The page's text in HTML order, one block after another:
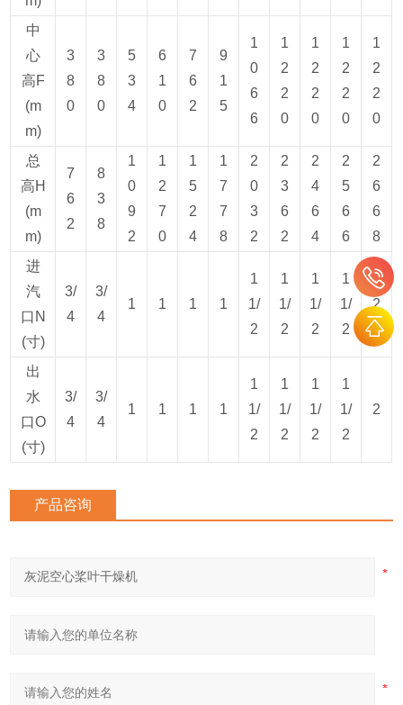
中
心
高F
(m
m)
3
8
0
3
8
0
5
3
4
6
1
0
7
6
2
9
1
5
1
0
6
6
1
2
2
0
1
2
2
0
1
2
2
0
1
2
2
0
总
高H
(m
m)
7
6
2
8
3
8
1
0
9
2
1
2
7
0
1
5
2
4
1
7
7
8
2
0
3
2
2
3
6
2
2
4
6
4
2
5
6
6
2
6
6
8
进
汽
口N
(寸)
3/
4
3/
4
1 1 1 1
1
1/
2
1
1/
2
1
1/
2
1
1/
2
2
出
水
口O
(寸)
3/
4
3/
4
1 1 1 1
1
1/
2
1
1/
2
1
1/
2
1
1/
2
2
产品咨询